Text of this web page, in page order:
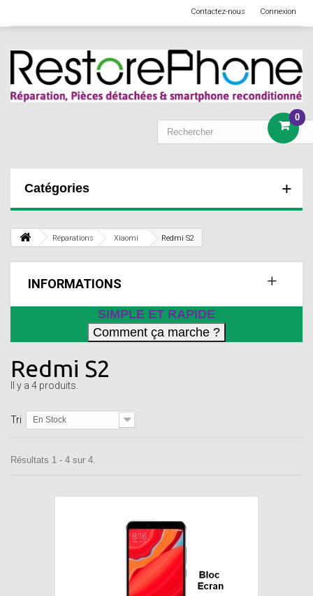
Connexion
Contactez-nous
0
Catégories
Réparations Xiaomi Redmi S2
INFORMATIONS
SIMPLE ET RAPIDE
Redmi S2
Il y a 4 produits.
Tri En Stock
Résultats 1 - 4 sur 4.